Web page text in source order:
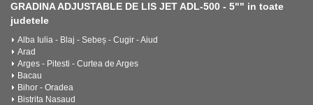
GRADINA ADJUSTABLE DE LIS JET ADL-500 - 5"" in toate
judetele
Alba Iulia - Blaj - Sebeș - Cugir - Aiud
Arad
Arges - Pitesti - Curtea de Arges
Bacau
Bihor - Oradea
Bistrita Nasaud